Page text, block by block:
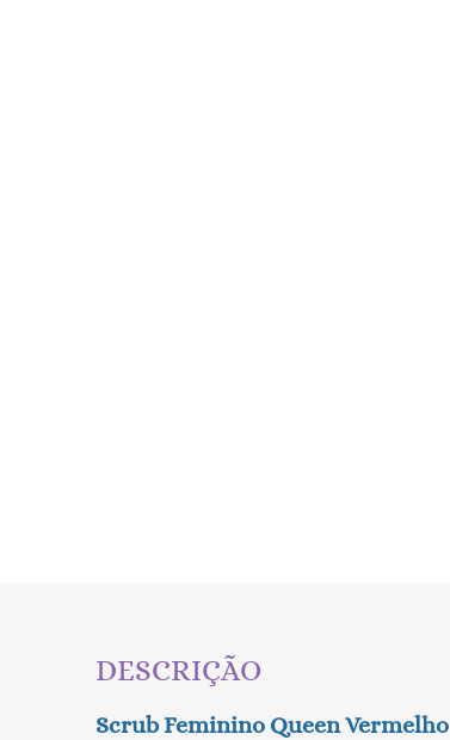
DESCRIÇÃO
Scrub Feminino Queen Vermelho